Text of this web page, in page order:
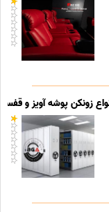
زونکن پوشه آویز و قفسه